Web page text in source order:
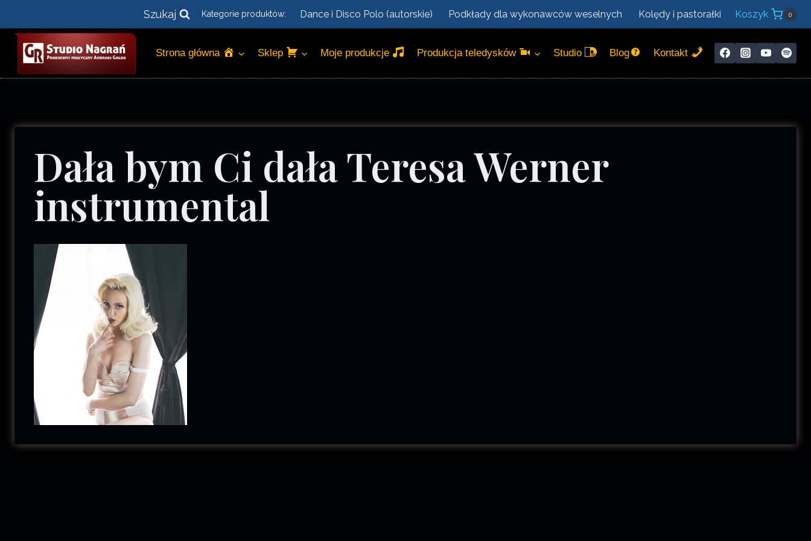
do
treści
Szukaj Kategorie produktów: Dance i Disco Polo (autorskie) Podkłady dla wykonawców weselnych Kolędy i pastorałki Koszyk 0
Strona główna Sklep Moje produkcje Produkcja teledysków Studio Blog Kontakt
Dała bym Ci dała Teresa Werner
instrumental